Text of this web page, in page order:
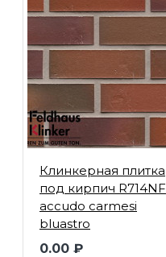
Клинкерная плитка
под кирпич R714NF
accudo carmesi
bluastro
0.00 ₽